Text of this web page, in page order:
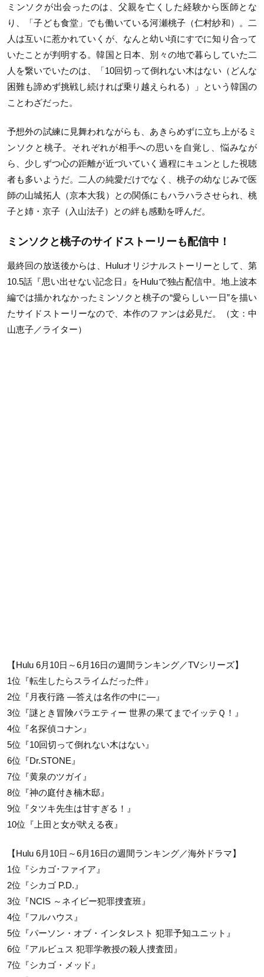
ミンソクが出会ったのは、父親を亡くした経験から医師とな
り、「子ども食堂」でも働いている河瀬桃子（仁村紗和）。二
人は互いに惹かれていくが、なんと幼い頃にすでに知り合って
いたことが判明する。韓国と日本、別々の地で暮らしていた二
人を繋いでいたのは、「10回切って倒れない木はない（どんな
困難も諦めず挑戦し続ければ乗り越えられる）」という韓国の
ことわざだった。
予想外の試練に見舞われながらも、あきらめずに立ち上がるミ
ンソクと桃子。それぞれが相手への思いを自覚し、悩みなが
ら、少しずつ心の距離が近づいていく過程にキュンとした視聴
者も多いようだ。二人の純愛だけでなく、桃子の幼なじみで医
師の山城拓人（京本大我）との関係にもハラハラさせられ、桃
子と姉・京子（入山法子）との絆も感動を呼んだ。
ミンソクと桃子のサイドストーリーも配信中！
最終回の放送後からは、Huluオリジナルストーリーとして、第
10.5話『思い出せない記念日』をHuluで独占配信中。地上波本
編では描かれなかったミンソクと桃子の“愛らしい一日”を描い
たサイドストーリーなので、本作のファンは必見だ。（文：中
山恵子／ライター）
【Hulu 6月10日～6月16日の週間ランキング／TVシリーズ】
1位『転生したらスライムだった件』
2位『月夜行路 ―答えは名作の中に―』
3位『謎とき冒険バラエティー 世界の果てまでイッテＱ！』
4位『名探偵コナン』
5位『10回切って倒れない木はない』
6位『Dr.STONE』
7位『黄泉のツガイ』
8位『神の庭付き楠木邸』
9位『タツキ先生は甘すぎる！』
10位『上田と女が吠える夜』
【Hulu 6月10日～6月16日の週間ランキング／海外ドラマ】
1位『シカゴ･ファイア』
2位『シカゴ P.D.』
3位『NCIS ～ネイビー犯罪捜査班』
4位『フルハウス』
5位『パーソン・オブ・インタレスト 犯罪予知ユニット』
6位『アルビュス 犯罪学教授の殺人捜査団』
7位『シカゴ・メッド』